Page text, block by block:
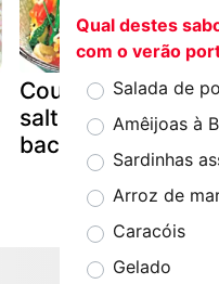
Courgettes
salteadas com
bacon
Qual destes
com o verão
Salada de
Amêijoas à
Sardinhas
Arroz de
Caracóis
Gelado